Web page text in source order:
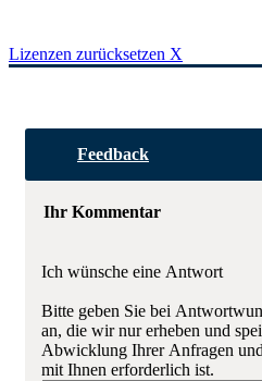
Lizenzen zurücksetzen X
Feedback
Ihr Kommentar
Ich wünsche eine Antwort
Bitte geben Sie bei
an, die wir nur erheben und
Abwicklung Ihrer Anfragen
mit Ihnen erforderlich ist.